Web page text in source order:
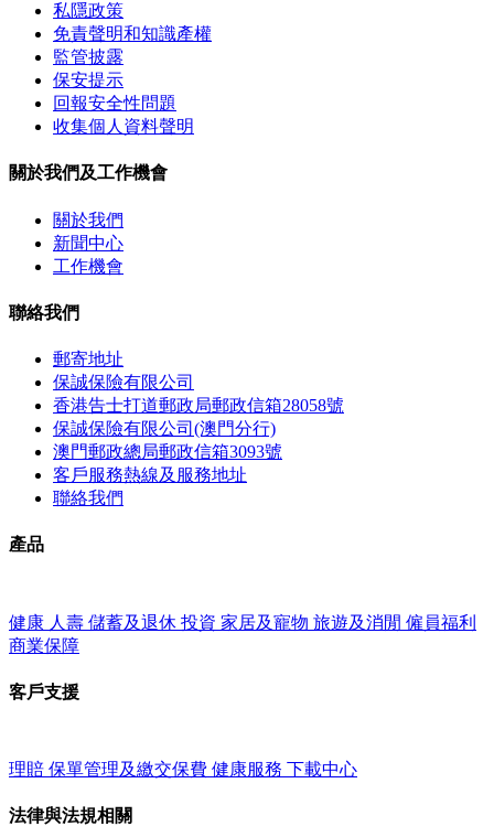
私隱政策
免責聲明和知識產權
監管披露
保安提示
回報安全性問題
收集個人資料聲明
關於我們及工作機會
關於我們
新聞中心
工作機會
聯絡我們
郵寄地址
保誠保險有限公司
香港告士打道郵政局郵政信箱28058號
保誠保險有限公司(澳門分行)
澳門郵政總局郵政信箱3093號
客戶服務熱線及服務地址
聯絡我們
產品
健康 人壽 儲蓄及退休 投資 家居及寵物 旅遊及消閒 僱員福利
商業保障
客戶支援
理賠 保單管理及繳交保費 健康服務 下載中心
法律與法規相關